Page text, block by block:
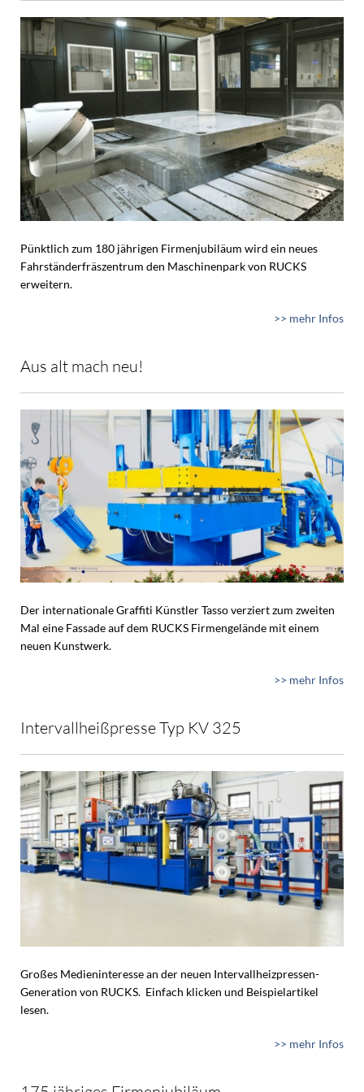
Pünktlich zum 180 jährigen Firmenjubiläum wird ein neues
Fahrständerfräszentrum den Maschinenpark von RUCKS
erweitern.
>> mehr Infos
Aus alt mach neu!
Der internationale Graffiti Künstler Tasso verziert zum zweiten
Mal eine Fassade auf dem RUCKS Firmengelände mit einem
neuen Kunstwerk.
>> mehr Infos
Intervallheißpresse Typ KV 325
Großes Medieninteresse an der neuen Intervallheizpressen-
Generation von RUCKS. Einfach klicken und Beispielartikel
lesen.
>> mehr Infos